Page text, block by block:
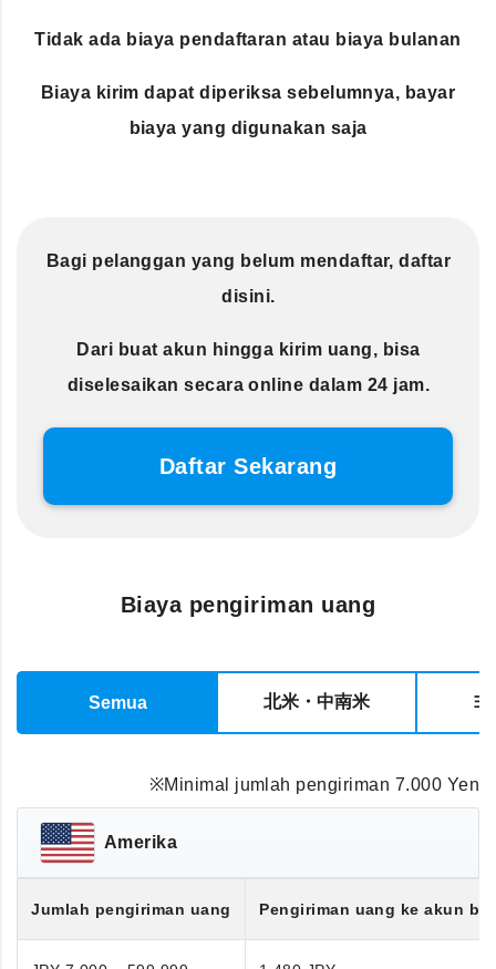
Tidak ada biaya pendaftaran atau biaya bulanan
Biaya kirim dapat diperiksa sebelumnya, bayar
biaya yang digunakan saja
Bagi pelanggan yang belum mendaftar, daftar
disini.
Dari buat akun hingga kirim uang, bisa
diselesaikan secara online dalam 24 jam.
Daftar Sekarang
Biaya pengiriman uang
Semua 北米・中南米 ヨ
※Minimal jumlah pengiriman 7.000 Yen
Amerika
Jumlah pengiriman uang Pengiriman uang ke akun